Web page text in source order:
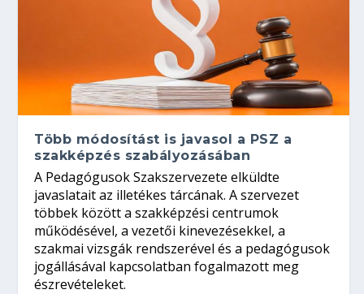
Több módosítást is javasol a PSZ a
szakképzés szabályozásában
A Pedagógusok Szakszervezete elküldte
javaslatait az illetékes tárcának. A szervezet
többek között a szakképzési centrumok
működésével, a vezetői kinevezésekkel, a
szakmai vizsgák rendszerével és a pedagógusok
jogállásával kapcsolatban fogalmazott meg
észrevételeket.